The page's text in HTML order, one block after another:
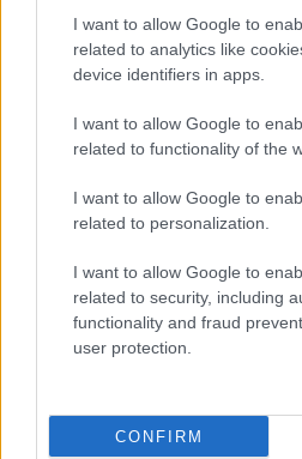
I want to allow Google to
related to analytics like
device identifiers in apps.
I want to allow Google to
related to functionality of the
I want to allow Google to
related to personalization.
I want to allow Google to
related to security, including
functionality and fraud
user protection.
CONFIRM
Az Erik Sumo Band
Harcsa Veronika
Princess Of Mount Fuji
amelyhez egy izgalmas
dolgozott fel. Így
Recordernek.
tudta, hogyMount Fuji
Amikor átküldte a dalom